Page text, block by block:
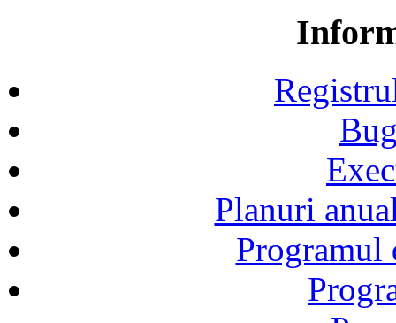
Planuri